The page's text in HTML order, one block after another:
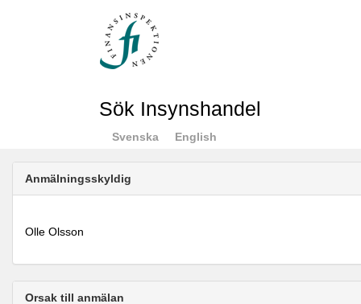
Sök Insynshandel
Svenska English
Anmälningsskyldig
Olle Olsson
Orsak till anmälan